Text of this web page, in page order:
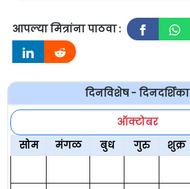
आपल्या मित्रांना पाठवा :
दिनविशेष - दिनदर्शिका
ऑक्टोबर
सोम
मंगळ बुध गुरु शुक्र